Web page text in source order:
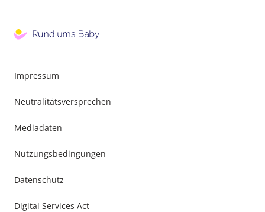
Impressum
Neutralitätsversprechen
Mediadaten
Nutzungsbedingungen
Datenschutz
Digital Services Act